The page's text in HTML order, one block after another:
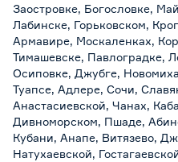
Заостровке, Богословке,
Лабинске, Горьковском,
Армавире, Москаленках,
Тимашевске, Павлоградке,
Осиповке, Джубге,
Туапсе, Адлере, Сочи,
Анастасиевской, Чанах,
Дивноморском, Пшаде,
Кубани, Анапе, Витязево,
Натухаевской,